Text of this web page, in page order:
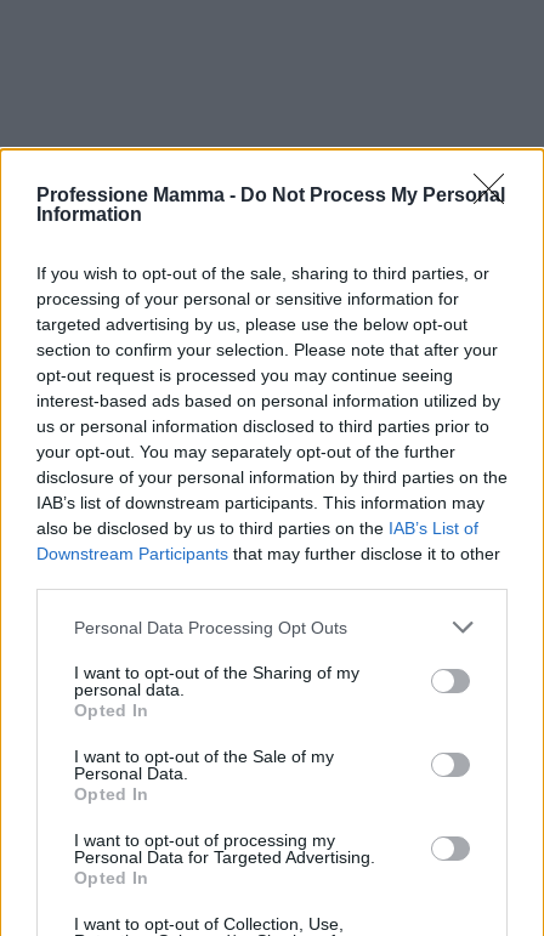
Professione Mamma - Do Not Process My Personal
Information
If you wish to opt-out of the sale, sharing to third parties, or
processing of your personal or sensitive information for
targeted advertising by us, please use the below opt-out
section to confirm your selection. Please note that after your
opt-out request is processed you may continue seeing
interest-based ads based on personal information utilized by
us or personal information disclosed to third parties prior to
your opt-out. You may separately opt-out of the further
disclosure of your personal information by third parties on the
IAB’s list of downstream participants. This information may
also be disclosed by us to third parties on the IAB’s List of
Downstream Participants that may further disclose it to other
Please note that this website/app uses one or more Google
not limited to your visit or usage behaviour. You may click to
grant or deny consent to Google and its third-party tags to
use your data for below specified purposes in below Google
consent section.
Personal Data Processing Opt Outs
I want to opt-out of the Sharing of my
personal data.
Opted In
I want to opt-out of the Sale of my
Personal Data.
Opted In
I want to opt-out of processing my
Personal Data for Targeted Advertising.
Opted In
I want to opt-out of Collection, Use,
Continua a leggere
NEWS E ATTUALITÀ
ICA Milano presenta mostre, concerti e letture per
l’autunno 2026
NEWS E ATTUALITÀ